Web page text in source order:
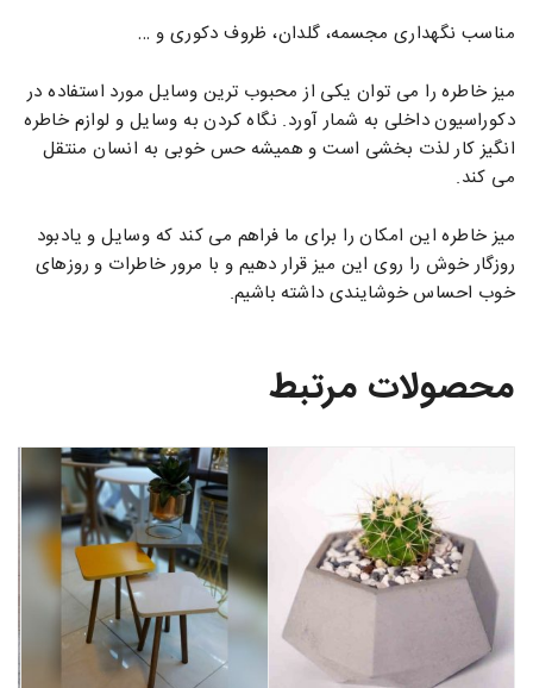
مناسب نگهداری مجسمه، گلدان، ظروف دکوری و …
میز خاطره را می ‌توان یکی از محبوب‌ ترین وسایل مورد استفاده در
دکوراسیون داخلی به شمار آورد. نگاه کردن به وسایل و لوازم خاطره‌
انگیز کار لذت‌ بخشی است و همیشه حس خوبی به انسان منتقل
می ‌کند.
میز خاطره این امکان را برای ما فراهم می ‌کند که وسایل و یادبود
روزگار خوش را روی این میز قرار دهیم و با مرور خاطرات و روزهای
خوب احساس خوشایندی داشته باشیم.
محصولات مرتبط